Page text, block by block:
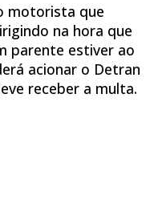
motorista que
na hora que
parente estiver ao
acionar o Detran
receber a multa.